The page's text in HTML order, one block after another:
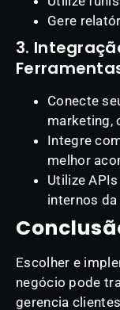
Gere
3.
Conecte
marketing,
Integre
melhor
Utilize
internos
Escolher e
negócio pode
gerencia